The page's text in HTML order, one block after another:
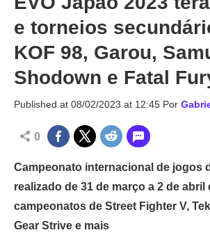
Millenium
e torneios
KOF 98, Garou,
Shodown e Fatal
Published at 08/02/2023 at 12:45 Por
0
Campeonato internacional de jogos
realizado de 31 de março a 2 de abril
campeonatos de Street Fighter V,
Gear Strive e mais